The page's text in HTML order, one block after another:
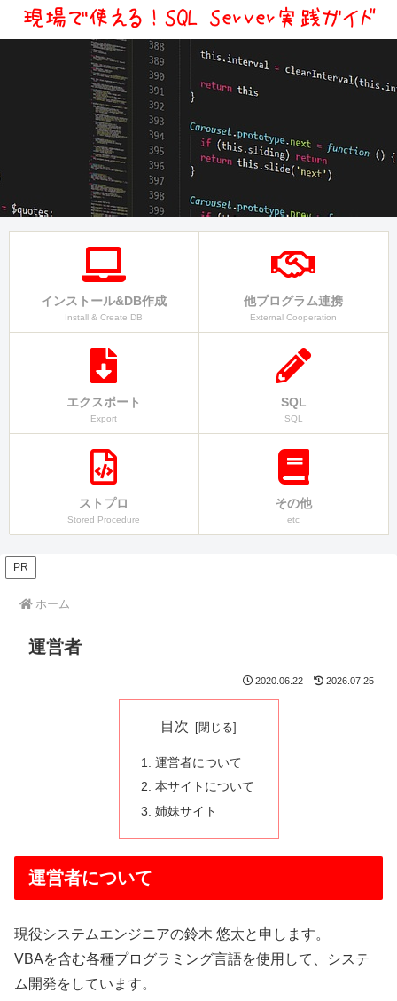
インストール&DB作成
Install & Create DB
他プログラム連携
External Cooperation
エクスポート
Export
SQL
SQL
ストプロ
Stored Procedure
その他
etc
PR
ホーム
運営者
2020.06.22 2026.07.25
目次
運営者について
本サイトについて
姉妹サイト
運営者について
現役システムエンジニアの鈴木 悠太と申します。
VBAを含む各種プログラミング言語を使用して、システ
ム開発をしています。